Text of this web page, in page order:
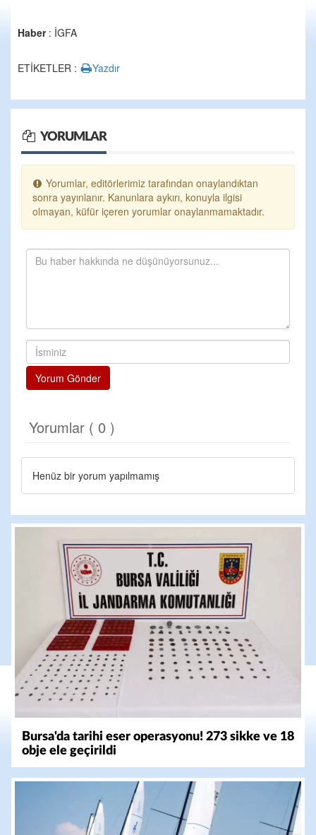
Haber: İGFA
ETİKETLER : Yazdır
YORUMLAR
Yorumlar, editörlerimiz tarafından onaylandıktan
sonra yayınlanır. Kanunlara aykırı, konuyla ilgisi
olmayan, küfür içeren yorumlar onaylanmamaktadır.
Yorum Gönder
Yorumlar ( 0 )
Henüz bir yorum yapılmamış
Bursa'da tarihi eser operasyonu! 273 sikke ve 18
obje ele geçirildi